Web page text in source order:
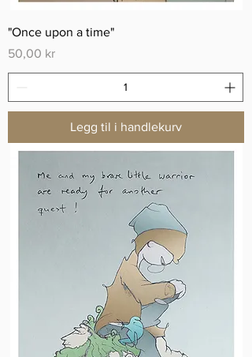
"Once upon a time"
Pris
50,00 kr
Legg til i handlekurv